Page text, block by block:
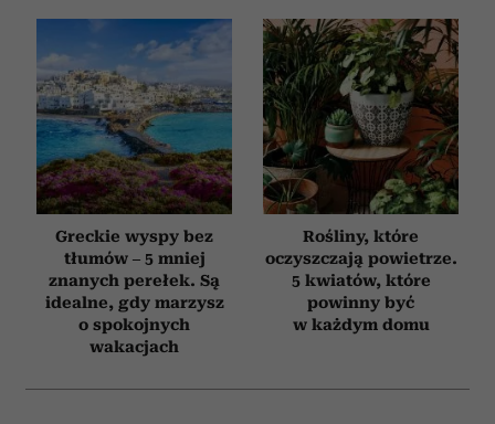
Greckie wyspy bez
tłumów – 5 mniej
znanych perełek. Są
idealne, gdy marzysz
o spokojnych
wakacjach
Rośliny, które
oczyszczają powietrze.
5 kwiatów, które
powinny być
w każdym domu